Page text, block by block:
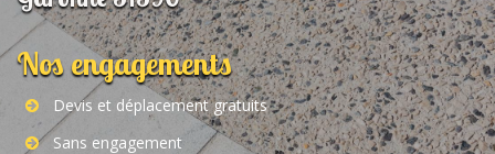
Nos engagements
Devis et déplacement gratuits
Sans engagement